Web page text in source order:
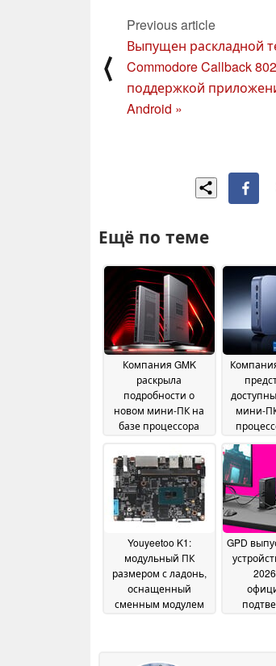
⟨
Previous article
Выпущен раскладной
Commodore Callback
поддержкой
Android »
Ещё по теме
Компания GMK
раскрыла
подробности о
новом мини-ПК на
базе процессора
оперативной
памяти в
преддверии его
глобального запуска
18 June 2026
мини-
Youyeetoo K1:
модульный ПК
размером с ладонь,
оснащенный
сменным модулем
GPD